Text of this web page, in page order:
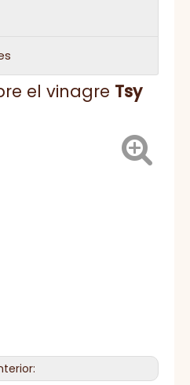
el vinagre Tsy